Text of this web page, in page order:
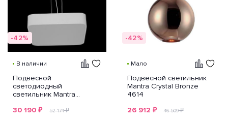
-42%
В наличии
Подвесной
светодиодный
светильник Mantra
30 190 ₽ 52 174₽
-42%
Мало
Подвесной светильник
Mantra Crystal Bronze
4614
26 912 ₽ 46 509₽